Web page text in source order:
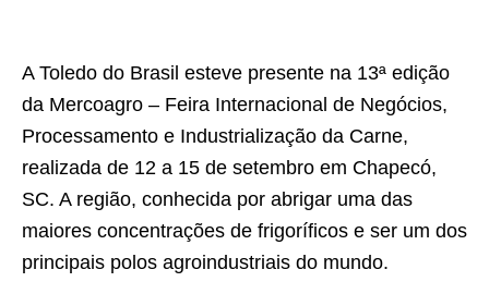
A Toledo do Brasil esteve presente na 13ª edição
da Mercoagro – Feira Internacional de Negócios,
Processamento e Industrialização da Carne,
realizada de 12 a 15 de setembro em Chapecó,
SC. A região, conhecida por abrigar uma das
maiores concentrações de frigoríficos e ser um dos
principais polos agroindustriais do mundo.